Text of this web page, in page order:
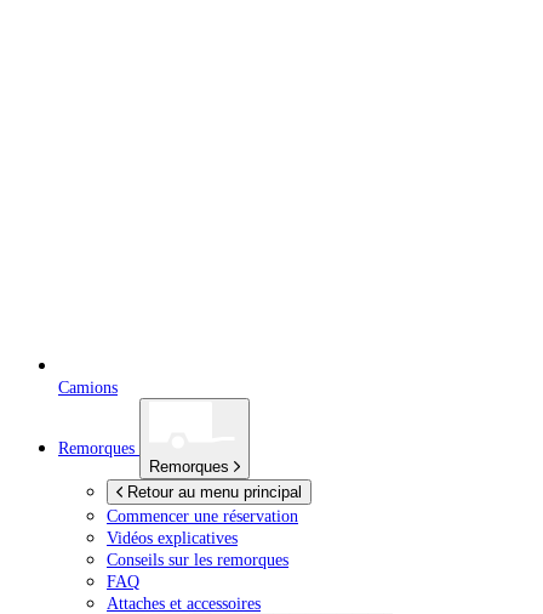
Camions
Remorques
Remorques
Retour au menu principal
Commencer une réservation
Vidéos explicatives
Conseils sur les remorques
FAQ
Attaches et accessoires